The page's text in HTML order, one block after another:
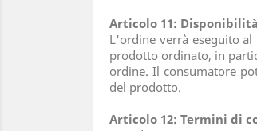
Articolo 11:
L'ordine verrà eseguito
prodotto ordinato, in
ordine. Il consumatore
del prodotto.
Articolo 12: Termini di